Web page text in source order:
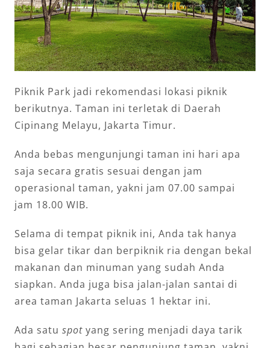
Piknik Park jadi rekomendasi lokasi piknik
berikutnya. Taman ini terletak di Daerah
Cipinang Melayu, Jakarta Timur.
Anda bebas mengunjungi taman ini hari apa
saja secara gratis sesuai dengan jam
operasional taman, yakni jam 07.00 sampai
jam 18.00 WIB.
Selama di tempat piknik ini, Anda tak hanya
bisa gelar tikar dan berpiknik ria dengan bekal
makanan dan minuman yang sudah Anda
siapkan. Anda juga bisa jalan-jalan santai di
area taman Jakarta seluas 1 hektar ini.
Ada satu spotyang sering menjadi daya tarik